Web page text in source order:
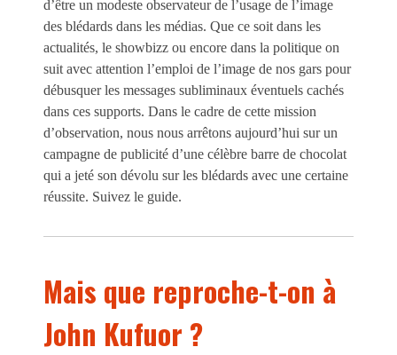
d’être un modeste observateur de l’usage de l’image
des blédards dans les médias. Que ce soit dans les
actualités, le showbizz ou encore dans la politique on
suit avec attention l’emploi de l’image de nos gars pour
débusquer les messages subliminaux éventuels cachés
dans ces supports. Dans le cadre de cette mission
d’observation, nous nous arrêtons aujourd’hui sur un
campagne de publicité d’une célèbre barre de chocolat
qui a jeté son dévolu sur les blédards avec une certaine
réussite. Suivez le guide.
Mais que reproche-t-on à
John Kufuor ?